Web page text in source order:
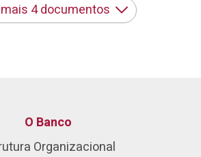
4 documentos
O Banco
Organizacional